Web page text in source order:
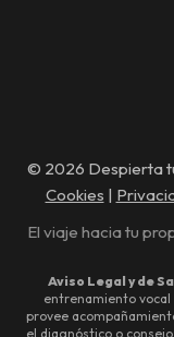
© 2026 Despierta
Cookies |
El viaje hacia tu
Aviso Legal y de
entrenamiento vocal
provee
el diagnóstico o